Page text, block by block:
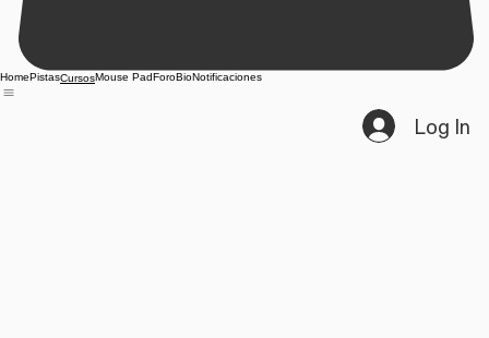
HomePistasCursosMouse Pad ForoBioNotificaciones
Log In